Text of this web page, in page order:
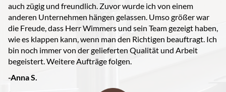
auch zügig und freundlich. Zuvor wurde ich von einem
anderen Unternehmen hängen gelassen. Umso größer war
die Freude, dass Herr Wimmers und sein Team gezeigt haben,
wie es klappen kann, wenn man den Richtigen beauftragt. Ich
bin noch immer von der gelieferten Qualität und Arbeit
begeistert. Weitere Aufträge folgen.
-Anna S.